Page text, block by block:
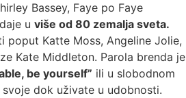
Bassey, Faye po Faye
u više od 80 zemalja sveta.
poput Katte Moss, Angeline Jolie,
Kate Middleton. Parola brenda je
be yourself” ili u slobodnom
dok uživate u udobnosti.